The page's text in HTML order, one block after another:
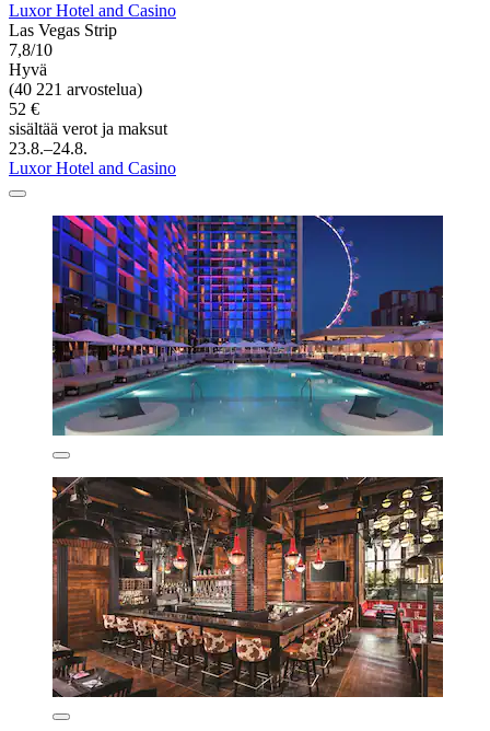
Luxor Hotel and Casino
Las Vegas Strip
7,8/10
Hyvä
(40 221 arvostelua)
52 €
sisältää verot ja maksut
23.8.–24.8.
Luxor Hotel and Casino